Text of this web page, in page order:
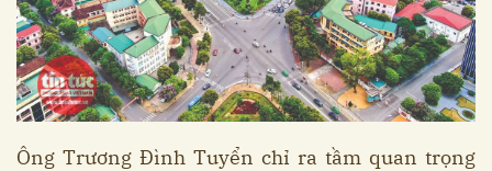
Ông Trương Đình Tuyển chỉ ra tầm quan trọng